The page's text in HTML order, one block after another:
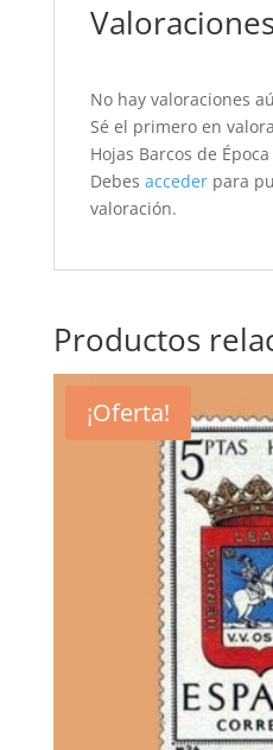
No hay valoraciones
Sé el primero en
Hojas Barcos de
Debes accederpara
valoración.
Productos
¡Oferta!